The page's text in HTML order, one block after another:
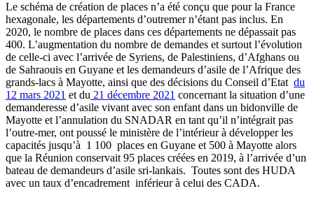
Le schéma de création de places n’a été conçu que pour la France
hexagonale, les départements d’outremer n’étant pas inclus. En
2020, le nombre de places dans ces départements ne dépassait pas
400. L’augmentation du nombre de demandes et surtout l’évolution
de celle-ci avec l’arrivée de Syriens, de Palestiniens, d’Afghans ou
de Sahraouis en Guyane et les demandeurs d’asile de l’Afrique des
grands-lacs à Mayotte, ainsi que des décisions du Conseil d’Etat du
12 mars 2021 et du 21 décembre 2021 concernant la situation d’une
demanderesse d’asile vivant avec son enfant dans un bidonville de
Mayotte et l’annulation du SNADAR en tant qu’il n’intégrait pas
l’outre-mer, ont poussé le ministère de l’intérieur à développer les
capacités jusqu’à 1 100 places en Guyane et 500 à Mayotte alors
que la Réunion conservait 95 places créées en 2019, à l’arrivée d’un
bateau de demandeurs d’asile sri-lankais. Toutes sont des HUDA
avec un taux d’encadrement inférieur à celui des CADA.